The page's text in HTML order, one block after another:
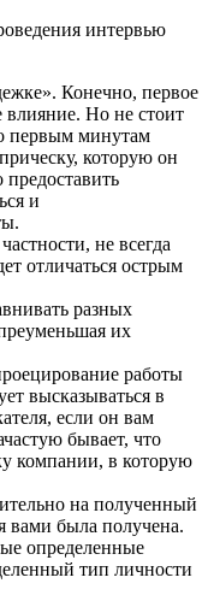
интервью
Конечно, первое
влияние. Но не стоит
первым минутам
которую он
и
не всегда
отличаться острым
разных
их
работы
высказываться в
если он вам
бывает, что
компании, в которую
на полученный
вами была получена.
определенные
тип личности